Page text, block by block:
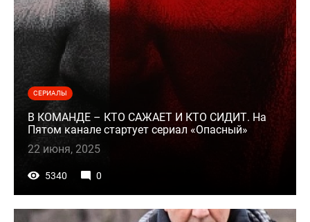
СЕРИАЛЫ
В КОМАНДЕ – КТО САЖАЕТ И КТО СИДИТ. На
Пятом канале стартует сериал «Опасный»
22 июня, 2025
5340 0